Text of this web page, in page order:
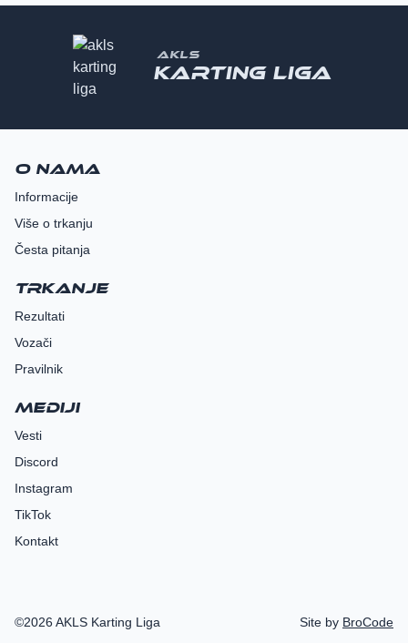
AKLS
Karting liga
O nama
Informacije
Više o trkanju
Česta pitanja
Trkanje
Rezultati
Vozači
Pravilnik
Mediji
Vesti
Discord
Instagram
TikTok
Kontakt
©2026 AKLS Karting Liga Site by BroCode